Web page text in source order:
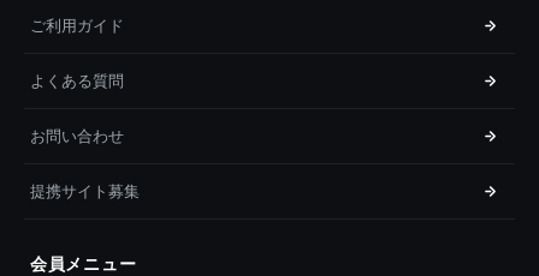
ご利用ガイド
よくある質問
お問い合わせ
提携サイト募集
会員メニュー